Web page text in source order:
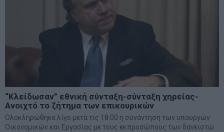
“Κλείδωσαν” εθνική σύνταξη-σύνταξη χηρείας-
Ανοιχτό το ζήτημα των επικουρικών
Ολοκληρώθηκε λίγο μετά τις 18:00 η συνάντηση των υπουργών
Οικονομικών και Εργασίας με τους εκπροσώπους των δανειστώ